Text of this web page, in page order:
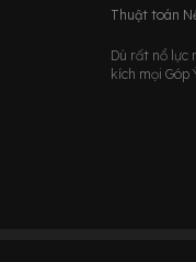
Thuật toán
Dù rất nổ lực
kích mọi Góp